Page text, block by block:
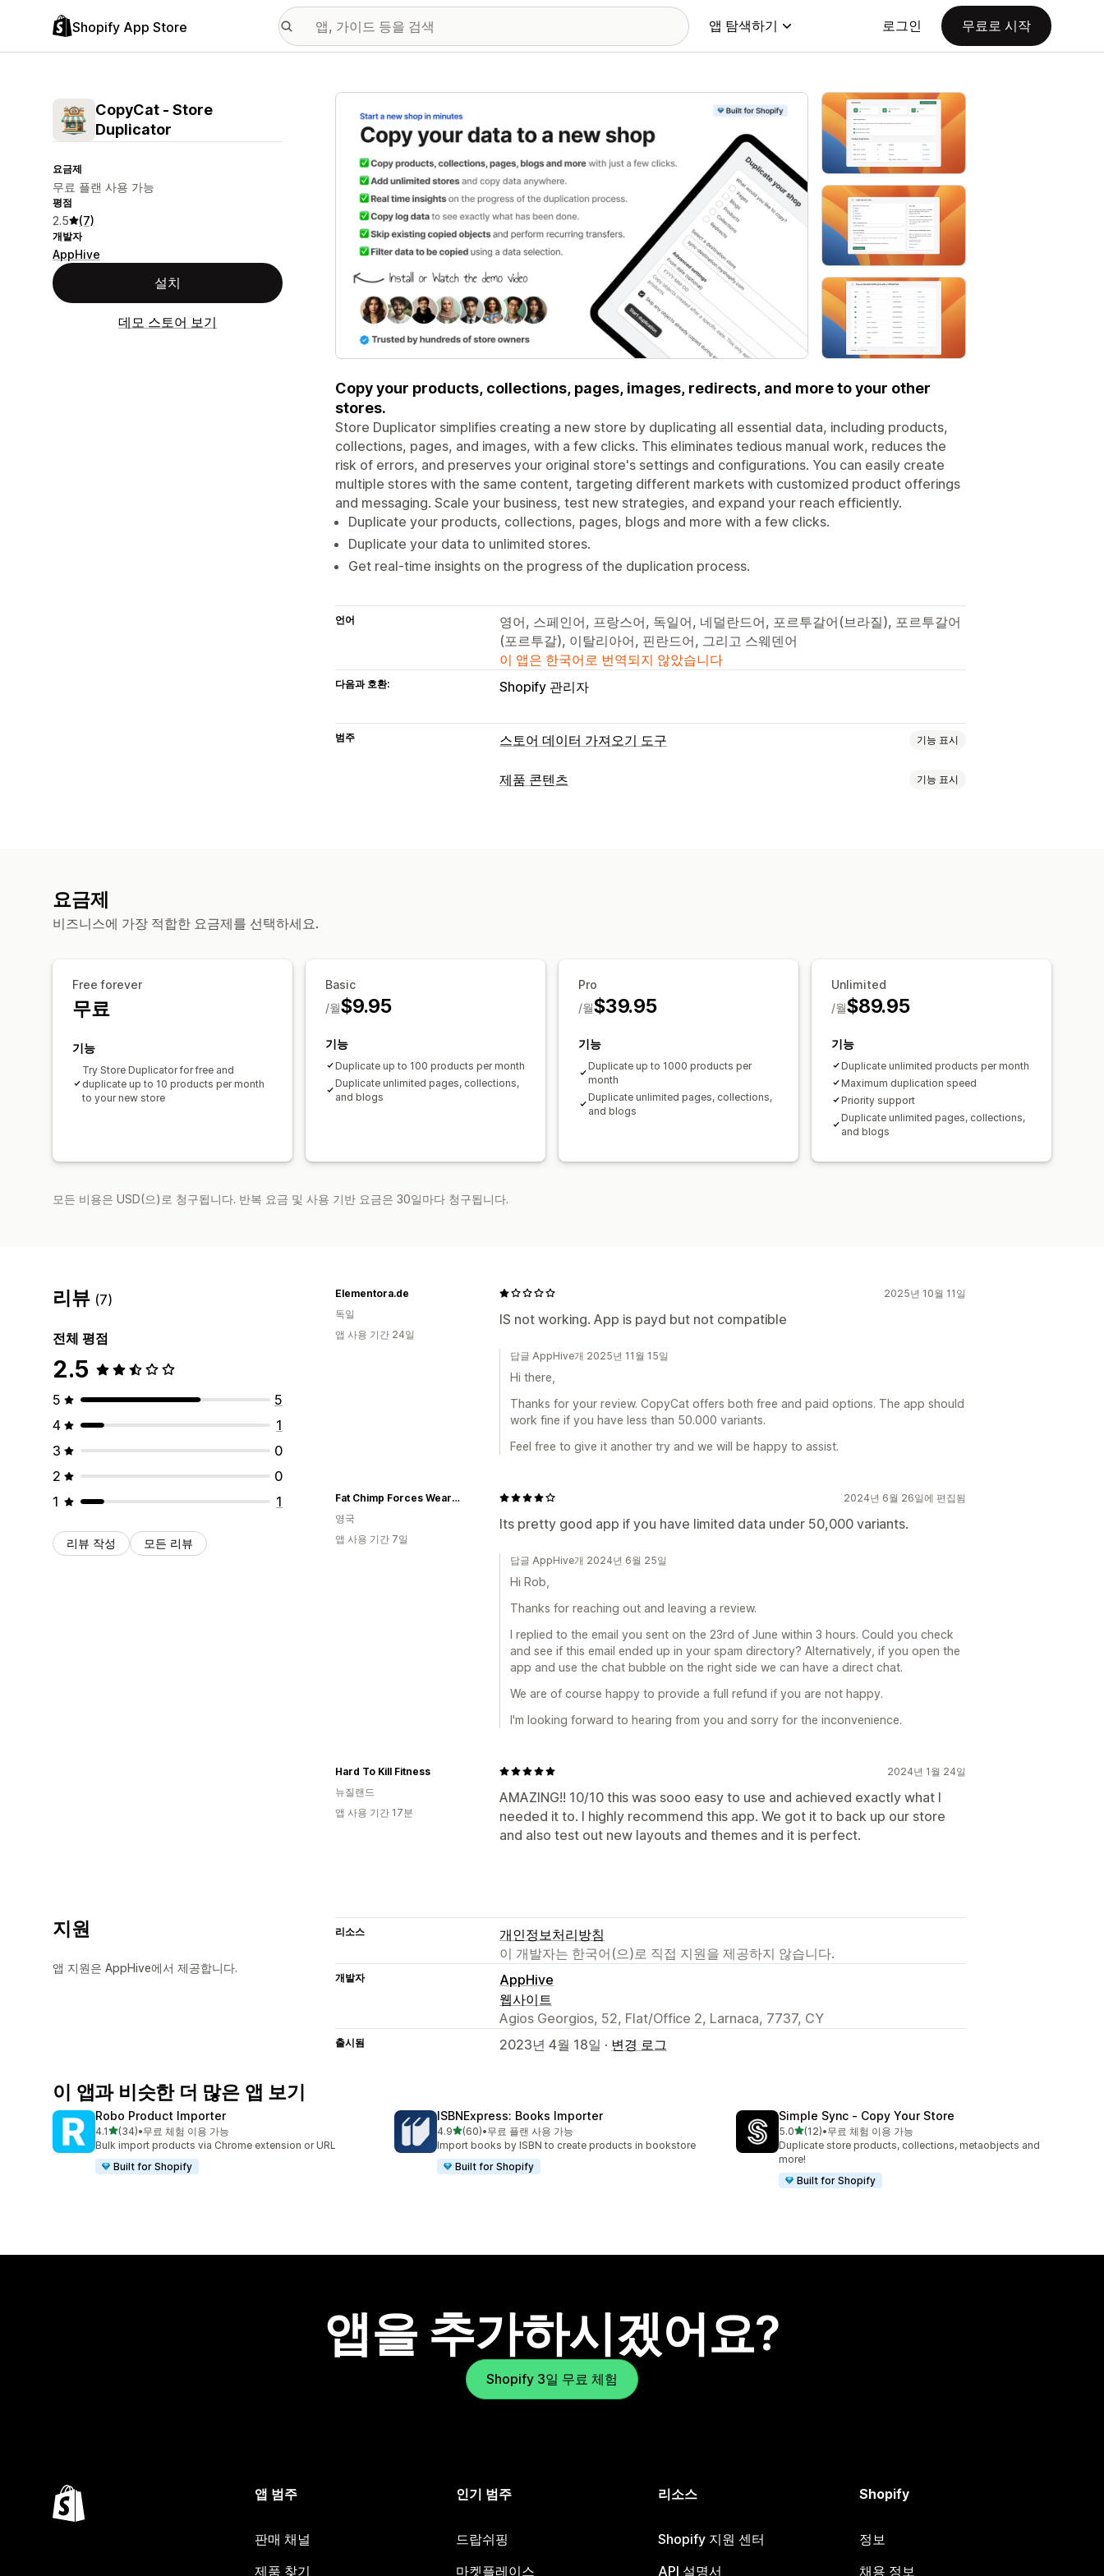
Shopify App Store 앱 탐색하기 로그인 무료로 시작
CopyCat ‑ Store
Duplicator
요금제
무료 플랜 사용 가능
평점
2.5 (7)
개발자
AppHive
설치
데모 스토어 보기
추천 이미지 갤러리
Copy your products, collections, pages, images, redirects, and more to your other
stores.
Store Duplicator simplifies creating a new store by duplicating all essential data, including products,
collections, pages, and images, with a few clicks. This eliminates tedious manual work, reduces the
risk of errors, and preserves your original store's settings and configurations. You can easily create
multiple stores with the same content, targeting different markets with customized product offerings
and messaging. Scale your business, test new strategies, and expand your reach efficiently.
Duplicate your products, collections, pages, blogs and more with a few clicks.
Duplicate your data to unlimited stores.
Get real-time insights on the progress of the duplication process.
언어
영어, 스페인어, 프랑스어, 독일어, 네덜란드어, 포르투갈어(브라질), 포르투갈어
(포르투갈), 이탈리아어, 핀란드어, 그리고 스웨덴어
이 앱은 한국어로 번역되지 않았습니다
다음과 호환: Shopify 관리자
범주 스토어 데이터 가져오기 도구 기능 표시
데이터 동기화
제품 콘텐츠 기능 표시
요금제
비즈니스에 가장 적합한 요금제를 선택하세요.
Free forever
무료
기능
Try Store Duplicator for free and
duplicate up to 10 products per month
to your new store
Basic
$9.95
/월
기능
Duplicate up to 100 products per month
Duplicate unlimited pages, collections,
and blogs
Pro
$39.95
/월
기능
Duplicate up to 1000 products per
month
Duplicate unlimited pages, collections,
and blogs
Unlimited
$89.95
/월
기능
Duplicate unlimited products per month
Maximum duplication speed
Priority support
Duplicate unlimited pages, collections,
and blogs
모든 비용은 USD(으)로 청구됩니다. 반복 요금 및 사용 기반 요금은 30일마다 청구됩니다.
리뷰 (7)
전체 평점
2.5
5
5
4
1
3
0
2
0
1
1
리뷰 작성 모든 리뷰
2025년 10월 11일
IS not working. App is payd but not compatible
Elementora.de
독일
앱 사용 기간 24일
답글 AppHive개 2025년 11월 15일
Hi there,
Thanks for your review. CopyCat offers both free and paid options. The app should
work fine if you have less than 50.000 variants.
Feel free to give it another try and we will be happy to assist.
2024년 6월 26일에 편집됨
Its pretty good app if you have limited data under 50,000 variants.
Fat Chimp Forces Wear & Gifts
영국
앱 사용 기간 7일
답글 AppHive개 2024년 6월 25일
Hi Rob,
Thanks for reaching out and leaving a review.
I replied to the email you sent on the 23rd of June within 3 hours. Could you check
and see if this email ended up in your spam directory? Alternatively, if you open the
app and use the chat bubble on the right side we can have a direct chat.
We are of course happy to provide a full refund if you are not happy.
I'm looking forward to hearing from you and sorry for the inconvenience.
2024년 1월 24일
AMAZING!! 10/10 this was sooo easy to use and achieved exactly what I
needed it to. I highly recommend this app. We got it to back up our store
and also test out new layouts and themes and it is perfect.
Hard To Kill Fitness
뉴질랜드
앱 사용 기간 17분
지원
앱 지원은 AppHive에서 제공합니다.
리소스
개인정보처리방침
이 개발자는 한국어(으)로 직접 지원을 제공하지 않습니다.
개발자
AppHive
웹사이트
Agios Georgios, 52, Flat/Office 2, Larnaca, 7737, CY
출시됨 2023년 4월 18일 · 변경 로그
이 앱과 비슷한 더 많은 앱 보기
Robo Product Importer
4.1별 5개 중
(34)
총 리뷰 34개
•무료 체험 이용 가능
Bulk import products via Chrome extension or URL
Built for Shopify
ISBNExpress: Books Importer
4.9별 5개 중
(60)
총 리뷰 60개
•무료 플랜 사용 가능
Import books by ISBN to create products in bookstore
Built for Shopify
Simple Sync ‑ Copy Your Store
5.0별 5개 중
(12)
총 리뷰 12개
•무료 체험 이용 가능
Duplicate store products, collections, metaobjects and
more!
Built for Shopify
앱을 추가하시겠어요?
Shopify 3일 무료 체험
앱 범주
판매 채널
제품 찾기
인기 범주
드랍쉬핑
마켓플레이스
리소스
Shopify 지원 센터
API 설명서
Shopify
정보
채용 정보